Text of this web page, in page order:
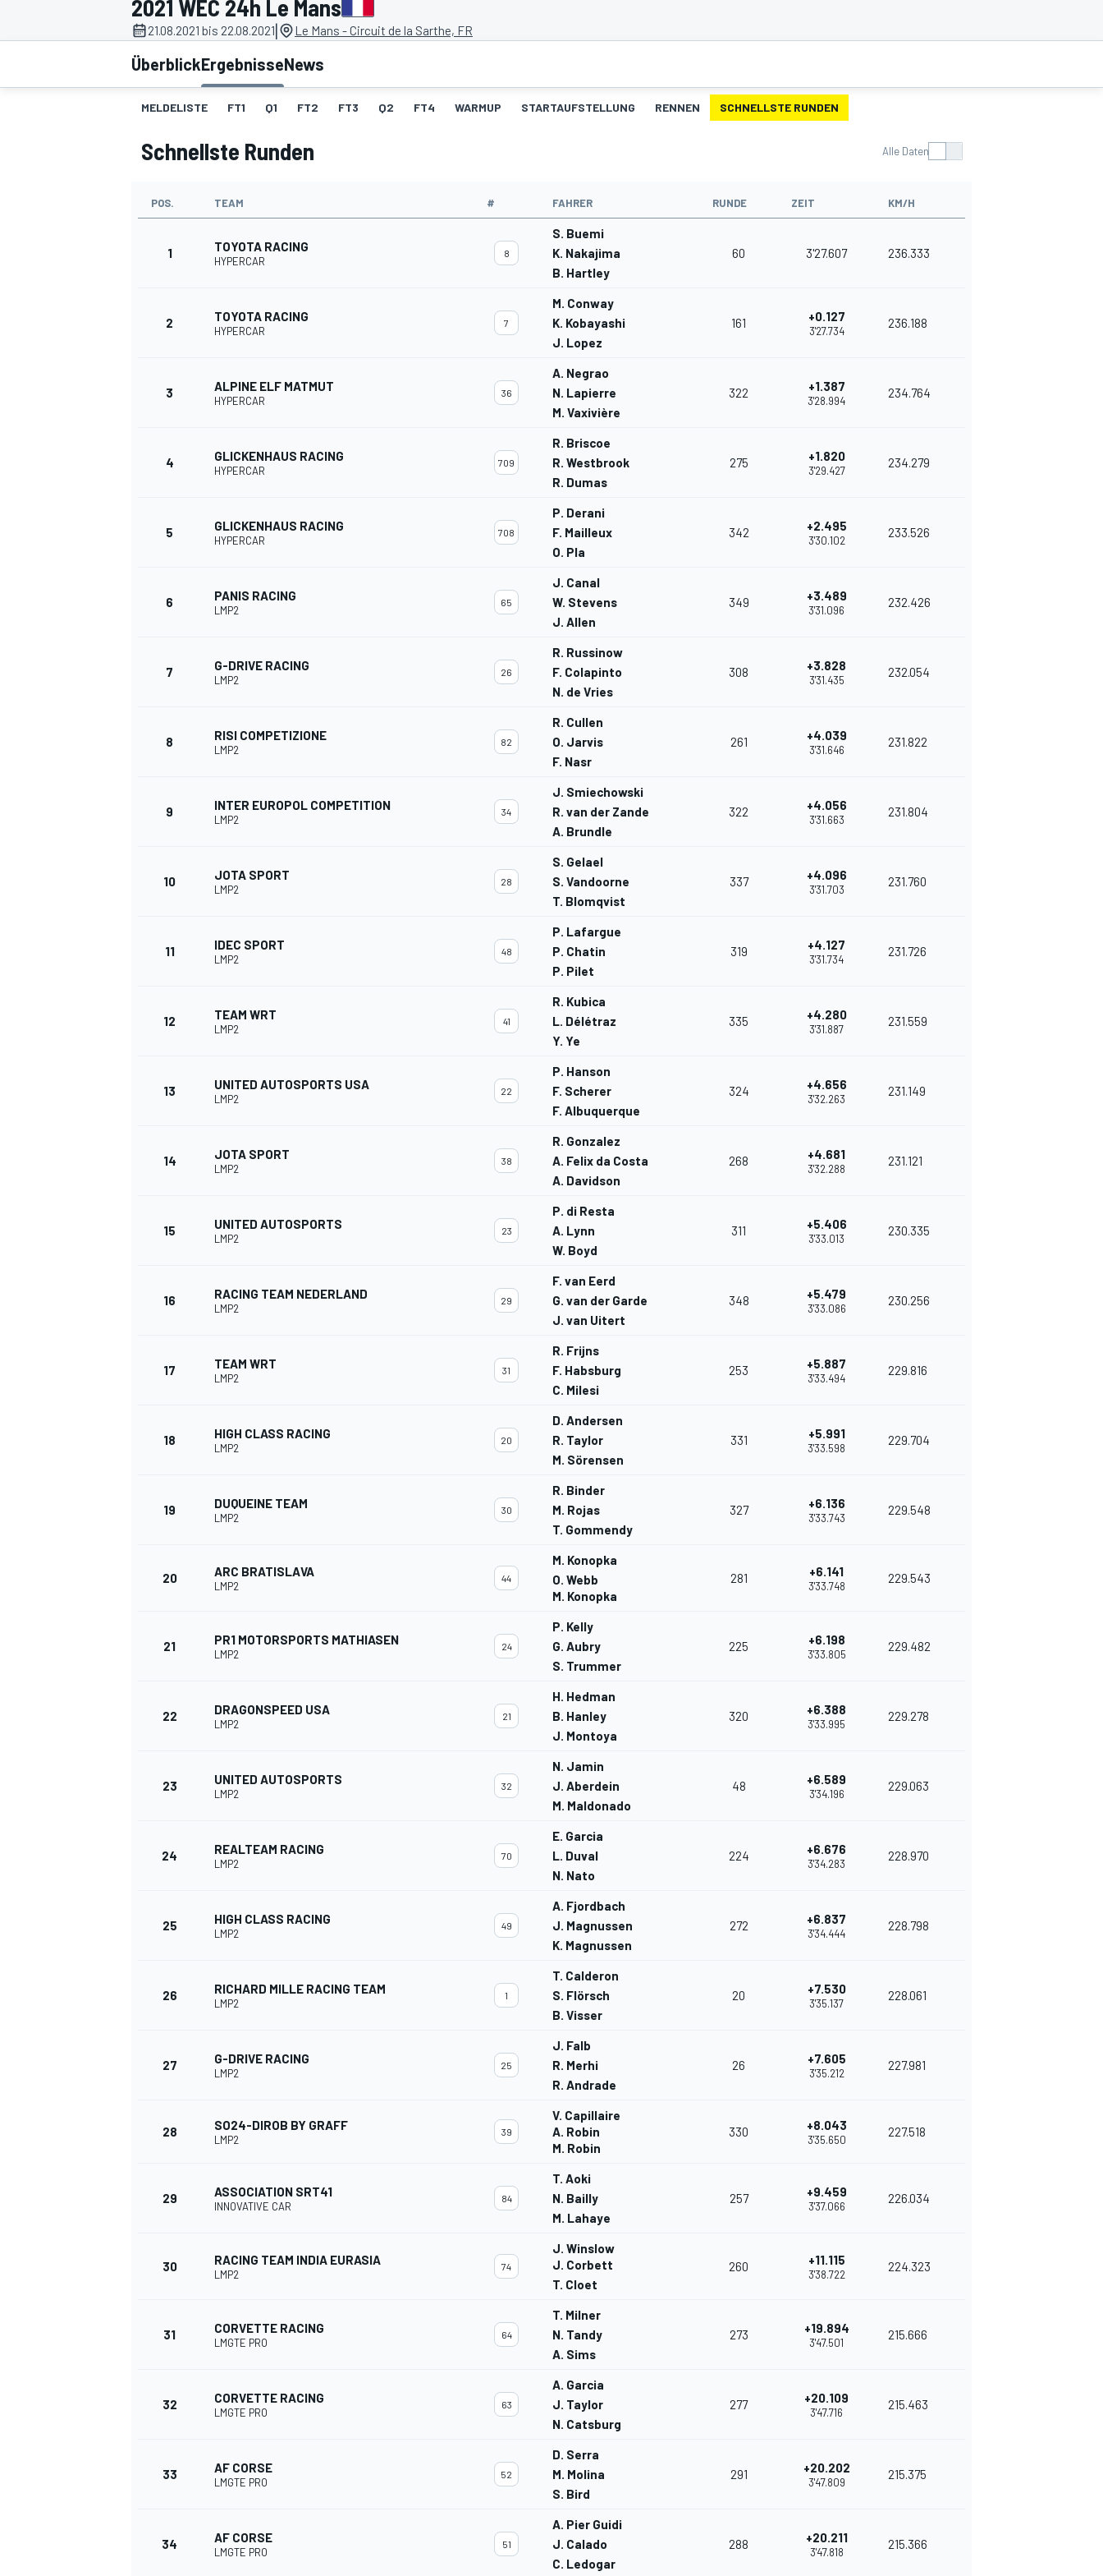
MOTOGP
SPORTWAGEN
2021 WEC 24h Le Mans
21.08.2021 bis 22.08.2021| Le Mans - Circuit de la Sarthe, FR
ÜberblickErgebnisseNews
MELDELISTE FT1 Q1 FT2 FT3 Q2 FT4 WARMUP STARTAUFSTELLUNG RENNEN SCHNELLSTE RUNDEN
Schnellste Runden Alle Daten
POS. TEAM # FAHRER RUNDE ZEIT KM/H
1 TOYOTA RACING
HYPERCAR
8
S. Buemi
K. Nakajima
B. Hartley
60 3'27.607 236.333
2 TOYOTA RACING
HYPERCAR
7
M. Conway
K. Kobayashi
J. Lopez
161 +0.127
3'27.734
236.188
3 ALPINE ELF MATMUT
HYPERCAR
36
A. Negrao
N. Lapierre
M. Vaxivière
322 +1.387
3'28.994
234.764
4 GLICKENHAUS RACING
HYPERCAR
709
R. Briscoe
R. Westbrook
R. Dumas
275 +1.820
3'29.427
234.279
5 GLICKENHAUS RACING
HYPERCAR
708
P. Derani
F. Mailleux
O. Pla
342 +2.495
3'30.102
233.526
6 PANIS RACING
LMP2
65
J. Canal
W. Stevens
J. Allen
349 +3.489
3'31.096
232.426
7 G-DRIVE RACING
LMP2
26
R. Russinow
F. Colapinto
N. de Vries
308 +3.828
3'31.435
232.054
8 RISI COMPETIZIONE
LMP2
82
R. Cullen
O. Jarvis
F. Nasr
261 +4.039
3'31.646
231.822
9 INTER EUROPOL COMPETITION
LMP2
34
J. Smiechowski
R. van der Zande
A. Brundle
322 +4.056
3'31.663
231.804
10 JOTA SPORT
LMP2
28
S. Gelael
S. Vandoorne
T. Blomqvist
337 +4.096
3'31.703
231.760
11 IDEC SPORT
LMP2
48
P. Lafargue
P. Chatin
P. Pilet
319 +4.127
3'31.734
231.726
12 TEAM WRT
LMP2
41
R. Kubica
L. Délétraz
Y. Ye
335 +4.280
3'31.887
231.559
13 UNITED AUTOSPORTS USA
LMP2
22
P. Hanson
F. Scherer
F. Albuquerque
324 +4.656
3'32.263
231.149
14 JOTA SPORT
LMP2
38
R. Gonzalez
A. Felix da Costa
A. Davidson
268 +4.681
3'32.288
231.121
15 UNITED AUTOSPORTS
LMP2
23
P. di Resta
A. Lynn
W. Boyd
311 +5.406
3'33.013
230.335
16 RACING TEAM NEDERLAND
LMP2
29
F. van Eerd
G. van der Garde
J. van Uitert
348 +5.479
3'33.086
230.256
17 TEAM WRT
LMP2
31
R. Frijns
F. Habsburg
C. Milesi
253 +5.887
3'33.494
229.816
18 HIGH CLASS RACING
LMP2
20
D. Andersen
R. Taylor
M. Sörensen
331 +5.991
3'33.598
229.704
19 DUQUEINE TEAM
LMP2
30
R. Binder
M. Rojas
T. Gommendy
327 +6.136
3'33.743
229.548
20 ARC BRATISLAVA
LMP2
44
M. Konopka
O. Webb
M. Konopka
281 +6.141
3'33.748
229.543
21 PR1 MOTORSPORTS MATHIASEN
LMP2
24
P. Kelly
G. Aubry
S. Trummer
225 +6.198
3'33.805
229.482
22 DRAGONSPEED USA
LMP2
21
H. Hedman
B. Hanley
J. Montoya
320 +6.388
3'33.995
229.278
23 UNITED AUTOSPORTS
LMP2
32
N. Jamin
J. Aberdein
M. Maldonado
48 +6.589
3'34.196
229.063
24 REALTEAM RACING
LMP2
70
E. Garcia
L. Duval
N. Nato
224 +6.676
3'34.283
228.970
25 HIGH CLASS RACING
LMP2
49
A. Fjordbach
J. Magnussen
K. Magnussen
272 +6.837
3'34.444
228.798
26 RICHARD MILLE RACING TEAM
LMP2
1
T. Calderon
S. Flörsch
B. Visser
20 +7.530
3'35.137
228.061
27 G-DRIVE RACING
LMP2
25
J. Falb
R. Merhi
R. Andrade
26 +7.605
3'35.212
227.981
28 SO24-DIROB BY GRAFF
LMP2
39
V. Capillaire
A. Robin
M. Robin
330 +8.043
3'35.650
227.518
29 ASSOCIATION SRT41
INNOVATIVE CAR
84
T. Aoki
N. Bailly
M. Lahaye
257 +9.459
3'37.066
226.034
30 RACING TEAM INDIA EURASIA
LMP2
74
J. Winslow
J. Corbett
T. Cloet
260 +11.115
3'38.722
224.323
31 CORVETTE RACING
LMGTE PRO
64
T. Milner
N. Tandy
A. Sims
273 +19.894
3'47.501
215.666
32 CORVETTE RACING
LMGTE PRO
63
A. Garcia
J. Taylor
N. Catsburg
277 +20.109
3'47.716
215.463
33 AF CORSE
LMGTE PRO
52
D. Serra
M. Molina
S. Bird
291 +20.202
3'47.809
215.375
34 AF CORSE
LMGTE PRO
51
A. Pier Guidi
J. Calado
C. Ledogar
288 +20.211
3'47.818
215.366